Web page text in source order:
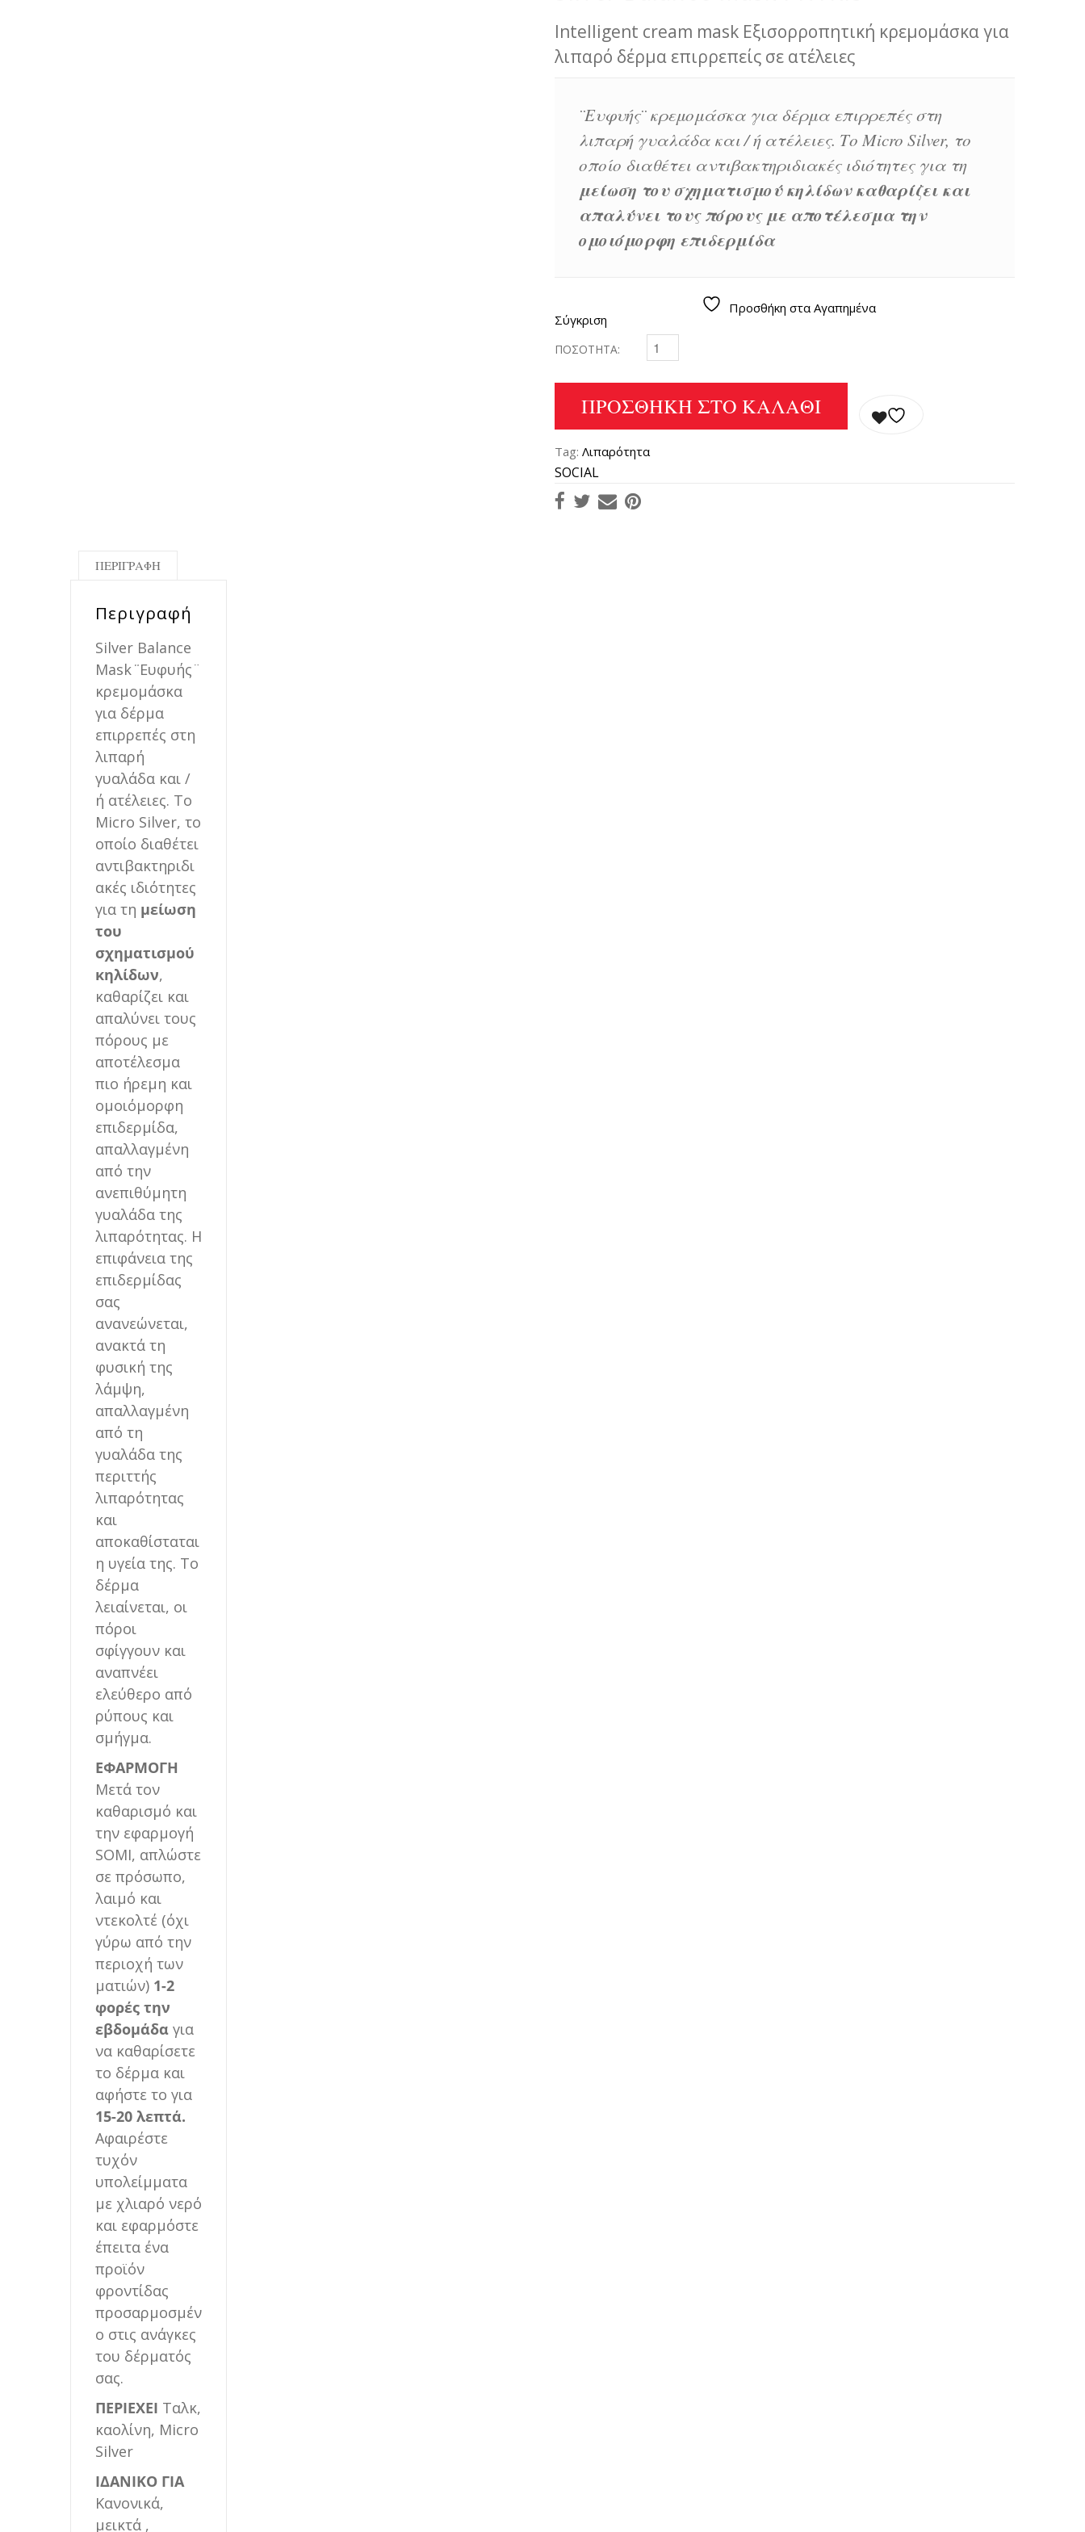
Intelligent cream mask Εξισορροπητική κρεμομάσκα για
λιπαρό δέρμα επιρρεπείς σε ατέλειες
¨Ευφυής¨ κρεμομάσκα για δέρμα επιρρεπές στη
λιπαρή γυαλάδα και / ή ατέλειες. Το Micro Silver, το
οποίο διαθέτει αντιβακτηριδιακές ιδιότητες για τη
μείωση του σχηματισμού κηλίδων καθαρίζει και
απαλύνει τους πόρους με αποτέλεσμα την
ομοιόμορφη επιδερμίδα
Προσθήκη στα Αγαπημένα
Σύγκριση
ΠΟΣΟΤΗΤΑ: SILVER BALANCE MASK QUANTITY
ΠΡΟΣΘΉΚΗ ΣΤΟ ΚΑΛΆΘΙ
Tag: Λιπαρότητα
SOCIAL
ΠΕΡΙΓΡΑΦΉ
Περιγραφή
Silver Balance
Mask¨Ευφυής¨
κρεμομάσκα
για δέρμα
επιρρεπές στη
λιπαρή
γυαλάδα και /
ή ατέλειες. Το
Micro Silver, το
οποίο διαθέτει
αντιβακτηριδι
ακές ιδιότητες
για τη μείωση
του
σχηματισμού
κηλίδων,
καθαρίζει και
απαλύνει τους
πόρους με
αποτέλεσμα
πιο ήρεμη και
ομοιόμορφη
επιδερμίδα,
απαλλαγμένη
από την
ανεπιθύμητη
γυαλάδα της
λιπαρότητας. Η
επιφάνεια της
επιδερμίδας
σας
ανανεώνεται,
ανακτά τη
φυσική της
λάμψη,
απαλλαγμένη
από τη
γυαλάδα της
περιττής
λιπαρότητας
και
αποκαθίσταται
η υγεία της. Το
δέρμα
λειαίνεται, οι
πόροι
σφίγγουν και
αναπνέει
ελεύθερο από
ρύπους και
σμήγμα.
ΕΦΑΡΜΟΓΗ
Μετά τον
καθαρισμό και
την εφαρμογή
SOMI, απλώστε
σε πρόσωπο,
λαιμό και
ντεκολτέ (όχι
γύρω από την
περιοχή των
ματιών) 1-2
φορές την
εβδομάδα για
να καθαρίσετε
το δέρμα και
αφήστε το για
15-20 λεπτά.
Αφαιρέστε
τυχόν
υπολείμματα
με χλιαρό νερό
και εφαρμόστε
έπειτα ένα
προϊόν
φροντίδας
προσαρμοσμέν
ο στις ανάγκες
του δέρματός
σας.
ΠΕΡΙΕΧΕΙ Ταλκ,
καολίνη, Micro
Silver
ΙΔΑΝΙΚΟ ΓΙΑ
Κανονικά,
μεικτά ,